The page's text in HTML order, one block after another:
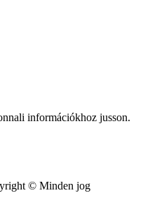
információkhoz jusson.
© Minden jog